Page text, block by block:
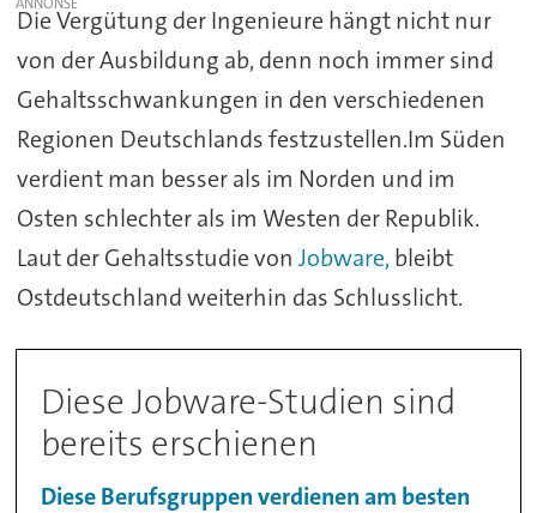
Die Vergütung der Ingenieure hängt nicht nur
von der Ausbildung ab, denn noch immer sind
Gehaltsschwankungen in den verschiedenen
Regionen Deutschlands festzustellen.Im Süden
verdient man besser als im Norden und im
Osten schlechter als im Westen der Republik.
Laut der Gehaltsstudie von Jobware,bleibt
Ostdeutschland weiterhin das Schlusslicht.
Diese Jobware-Studien sind
bereits erschienen
Diese Berufsgruppen verdienen am besten